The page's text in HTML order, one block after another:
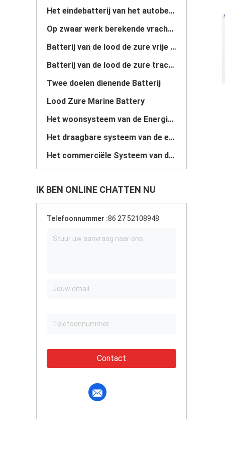
Het eindebatterij van het autobegin
Op zwaar werk berekende vrachtwagenbatterij
Batterij van de lood de zure vrije tijd
Batterij van de lood de zure tractie
Twee doelen dienende Batterij
Lood Zure Marine Battery
Het woonsysteem van de Energieopslag
Het draagbare systeem van de energieopslag
Het commerciële Systeem van de Batterijopslag
IK BEN ONLINE CHATTEN NU
Telefoonnummer :86 27 52108948
Contact